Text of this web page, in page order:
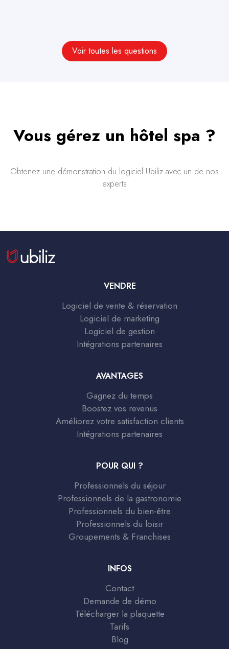
Voir toutes les questions
Vous gérez un hôtel spa ?
Obtenez une démonstration du logiciel Ubiliz avec un de nos
experts
VENDRE
Logiciel de vente & réservation
Logiciel de marketing
Logiciel de gestion
Intégrations partenaires
AVANTAGES
Gagnez du temps
Boostez vos revenus
Améliorez votre satisfaction clients
Intégrations partenaires
POUR QUI ?
Professionnels du séjour
Professionnels de la gastronomie
Professionnels du bien-être
Professionnels du loisir
Groupements & Franchises
INFOS
Contact
Demande de démo
Télécharger la plaquette
Tarifs
Blog